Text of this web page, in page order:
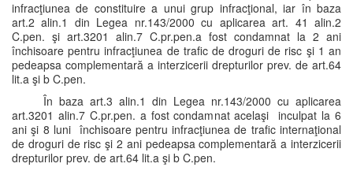
infracţiunea de constituire a unui grup infracţional, iar în baza
art.2 alin.1 din Legea nr.143/2000 cu aplicarea art. 41 alin.2
C.pen. şi art.3201 alin.7 C.pr.pen.a fost condamnat la 2 ani
închisoare pentru infracţiunea de trafic de droguri de risc şi 1 an
pedeapsa complementară a interzicerii drepturilor prev. de art.64
lit.a şi b C.pen.
În baza art.3 alin.1 din Legea nr.143/2000 cu aplicarea
art.3201 alin.7 C.pr.pen. a fost condamnat acelaşi inculpat la 6
ani şi 8 luni închisoare pentru infracţiunea de trafic internaţional
de droguri de risc şi 2 ani pedeapsa complementară a interzicerii
drepturilor prev. de art.64 lit.a şi b C.pen.